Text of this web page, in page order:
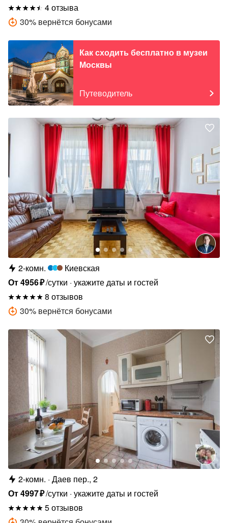
4 отзыва
30% вернётся бонусами
Как сходить бесплатно в музеи
Москвы
Путеводитель
2-комн.
Киевская
От4956₽/сутки укажите даты и гостей
8 отзывов
30% вернётся бонусами
2-комн. Даев пер., 2
От4997₽/сутки укажите даты и гостей
5 отзывов